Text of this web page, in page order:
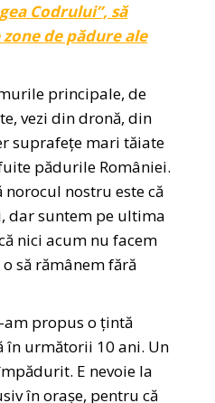
Codrului”, să
de pădure ale
principale, de
vezi din dronă, din
suprafețe mari tăiate
pădurile României.
nostru este că
dar suntem pe ultima
nici acum nu facem
să rămânem fără
am propus o țintă
în următorii 10 ani. Un
E nevoie la
în orașe, pentru că